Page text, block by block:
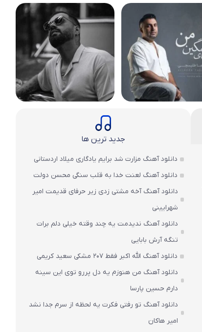
جدید ترین ها
دانلود آهنگ مزارت شد برایم یادگاری میلاد اردستانی
دانلود آهنگ لعنت خدا به قلب سنگی محسن دولت
دانلود آهنگ آخه مشتی زدی زیر حرفای قدیمت امیر
شهرایینی
دانلود آهنگ ندیدمت یه چند وقته خیلی دلم برات
تنگه آرش بابایی
دانلود آهنگ الله اکبر فقط 207 مشکی سعید کریمی
دانلود آهنگ من هنوزم یه دل پررو توی این سینه
دارم حسین پارسا
دانلود آهنگ تو رفتی فکرت یه لحظه از سرم جدا نشد
امیر هاکان